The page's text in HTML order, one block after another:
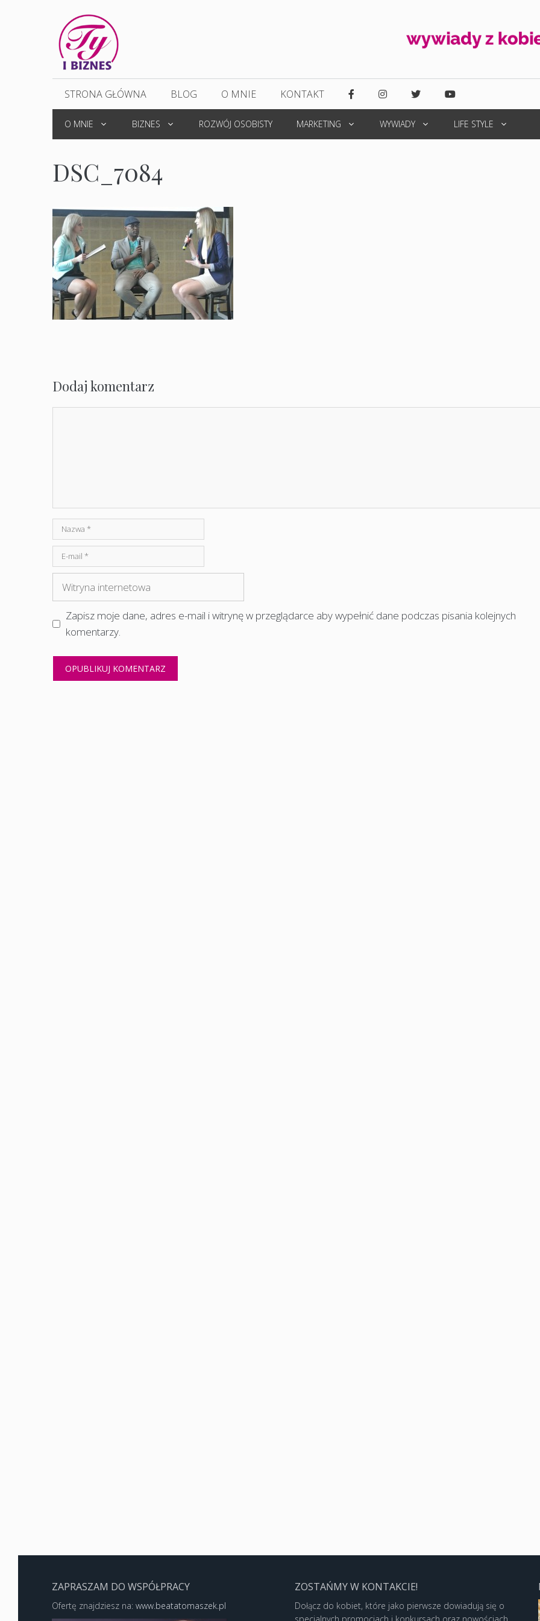
STRONA GŁÓWNA BLOG O MNIE KONTAKT
O MNIE BIZNES ROZWÓJ OSOBISTY MARKETING WYWIADY LIFE STYLE
DSC_7084
Dodaj komentarz
Nazwa
mail
Witryna
internetowa
Zapisz moje dane, adres e-mail i witrynę w przeglądarce aby wypełnić dane podczas pisania kolejnych
komentarzy.
ZAPRASZAM DO WSPÓŁPRACY
Ofertę znajdziesz na: www.beatatomaszek.pl
ZOSTAŃMY W KONTAKCIE!
Dołącz do kobiet, które jako pierwsze dowiadują się o